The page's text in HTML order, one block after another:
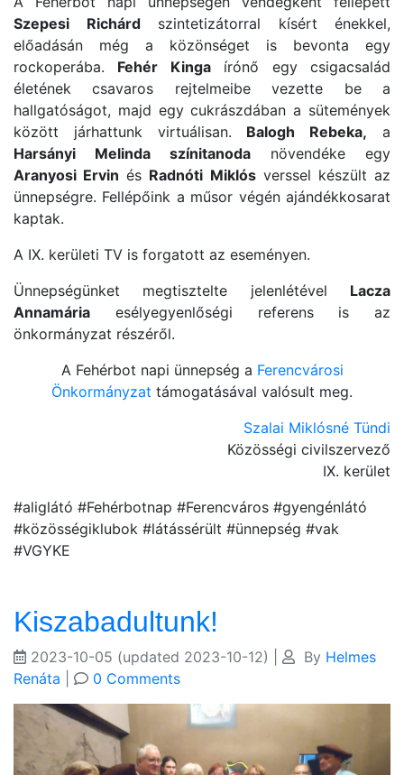
Szepesi Richárdszintetizátorral kísért énekkel,
előadásán még a közönséget is bevonta egy
rockoperába. Fehér Kingaírónő egy csigacsalád
életének csavaros rejtelmeibe vezette be a
hallgatóságot, majd egy cukrászdában a sütemények
között járhattunk virtuálisan. Balogh Rebeka, a
Harsányi Melinda színitanoda növendéke egy
Aranyosi Ervin és Radnóti Miklósverssel készült az
ünnepségre. Fellépőink a műsor végén ajándékkosarat
kaptak.
A IX. kerületi TV is forgatott az eseményen.
Ünnepségünket megtisztelte jelenlétével Lacza
Annamária esélyegyenlőségi referens is az
önkormányzat részéről.
A Fehérbot napi ünnepség a Ferencvárosi
Önkormányzat támogatásával valósult meg.
Szalai Miklósné Tündi
Közösségi civilszervező
IX. kerület
#aliglátó #Fehérbotnap #Ferencváros #gyengénlátó
#közösségiklubok #látássérült #ünnepség #vak
#VGYKE
Kiszabadultunk!
2023-10-05 (updated 2023-10-12) By Helmes
Renáta
0 Comments